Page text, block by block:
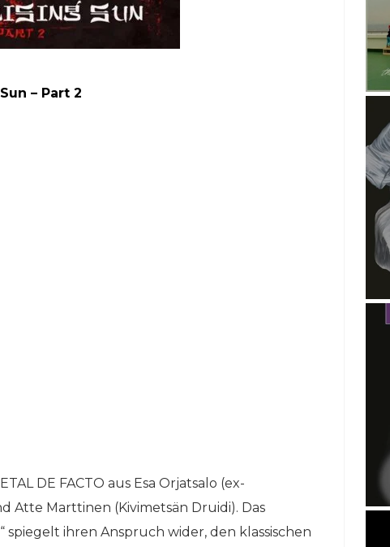
– Part 2
DE FACTO aus Esa Orjatsalo (ex-
Atte Marttinen (Kivimetsän Druidi). Das
spiegelt ihren Anspruch wider, den klassischen